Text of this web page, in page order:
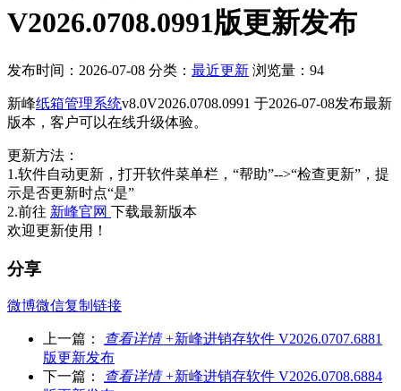
V2026.0708.0991版更新发布
发布时间：2026-07-08 分类： 最近更新 浏览量：94
新峰纸箱管理系统v8.0V2026.0708.0991 于2026-07-08发布最新
版本，客户可以在线升级体验。
更新方法：
1.软件自动更新，打开软件菜单栏，“帮助”-->“检查更新”，提
示是否更新时点“是”
2.前往 新峰官网 下载最新版本
欢迎更新使用！
分享
微博微信复制链接
上一篇： 查看详情 +新峰进销存软件 V2026.0707.6881
版更新发布
下一篇：
查看详情 +新峰进销存软件 V2026.0708.6884